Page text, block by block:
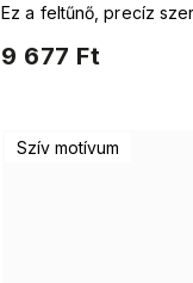
9 677 Ft
Ez a feltűnő, precíz
Szív motívum